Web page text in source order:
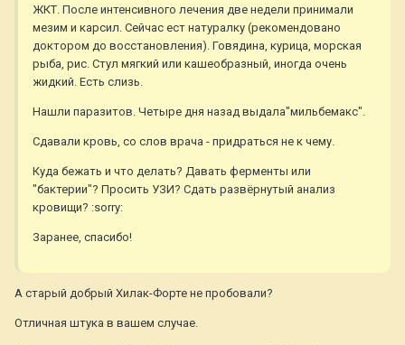
ЖКТ. После интенсивного лечения две недели принимали
мезим и карсил. Сейчас ест натуралку (рекомендовано
доктором до восстановления). Говядина, курица, морская
рыба, рис. Стул мягкий или кашеобразный, иногда очень
жидкий. Есть слизь.
Нашли паразитов. Четыре дня назад выдала"мильбемакс".
Сдавали кровь, со слов врача - придраться не к чему.
Куда бежать и что делать? Давать ферменты или
"бактерии"? Просить УЗИ? Сдать развёрнутый анализ
кровищи? :sorry:
Заранее, спасибо!
А старый добрый Хилак-Форте не пробовали?
Отличная штука в вашем случае.